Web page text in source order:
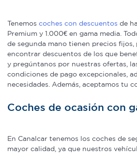
Tenemos coches con descuentos de
Premium y 1.000€ en gama media.
de segunda mano tienen precios fijos,
encontrar descuentos de los que
y pregúntanos por nuestras ofertas,
condiciones de pago excepcionales,
necesidades. Además, aceptamos tu
Coches de ocasión con
En Canalcar tenemos los coches de
mayor calidad, ya que nuestros